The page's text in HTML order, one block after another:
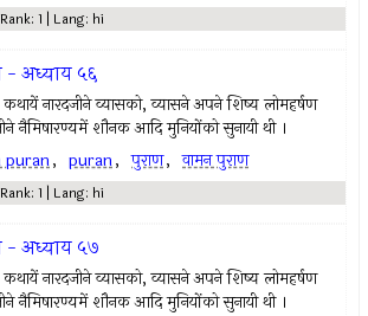
1 | Lang: hi
- अध्याय ५६
कथायें नारदजीने व्यासको, व्यासने अपने शिष्य लोमहर्षण
नैमिषारण्यमें शौनक आदि मुनियोंको सुनायी थी ।
puran, puran, पुराण, वामन पुराण
1 | Lang: hi
- अध्याय ५७
कथायें नारदजीने व्यासको, व्यासने अपने शिष्य लोमहर्षण
नैमिषारण्यमें शौनक आदि मुनियोंको सुनायी थी ।